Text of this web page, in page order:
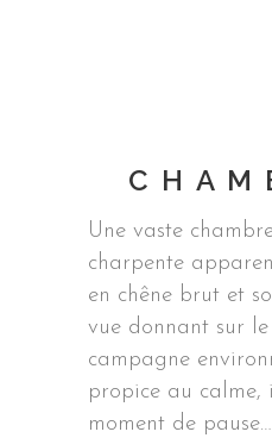
Une vaste
charpente
en chêne brut et
vue donnant sur
campagne
propice au calme,
moment de pause…